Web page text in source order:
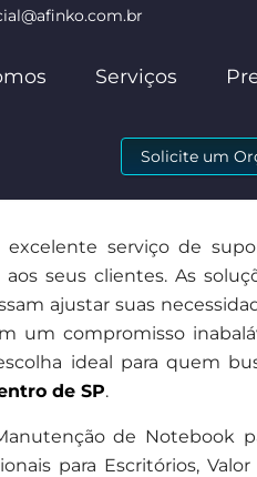
Serviços
Solicite um
serviço de
seus clientes. As
ajustar suas
um compromisso
ideal para quem
de SP.
de Notebook
para Escritórios, Valor